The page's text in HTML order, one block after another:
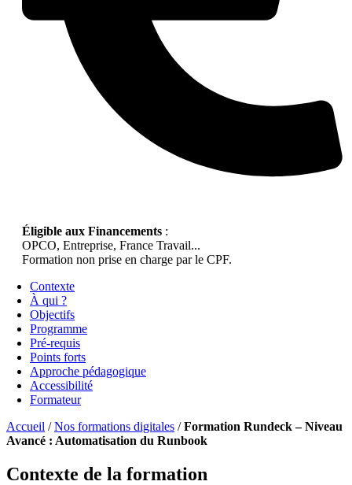
Éligible aux Financements :
OPCO, Entreprise, France Travail...
Formation non prise en charge par le CPF.
Contexte
À qui ?
Objectifs
Programme
Pré-requis
Points forts
Approche pédagogique
Accessibilité
Formateur
Accueil /Nos formations digitales /Formation Rundeck – Niveau
Avancé : Automatisation du Runbook
Contexte de la formation